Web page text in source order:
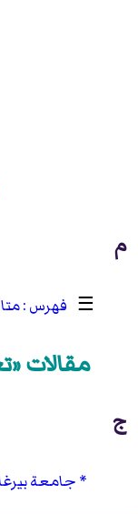
م
☰
مقالات
ج
جامعة